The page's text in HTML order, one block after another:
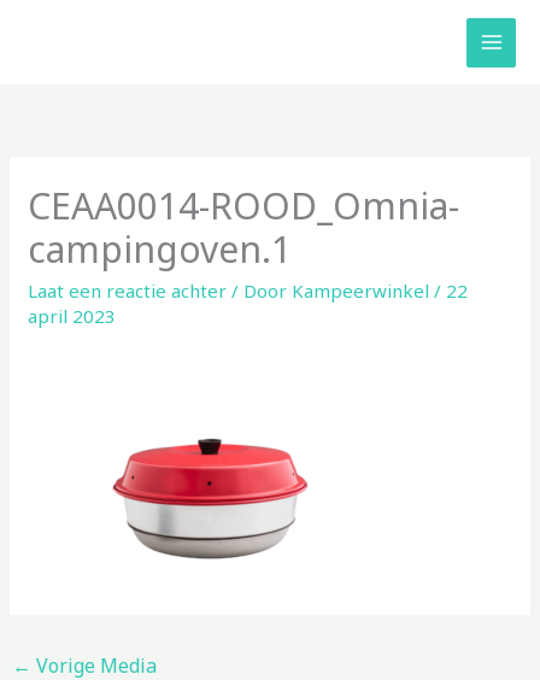
CEAA0014-ROOD_Omnia-
campingoven.1
Laat een reactie achter / Door Kampeerwinkel/ 22
april 2023
← Vorige Media